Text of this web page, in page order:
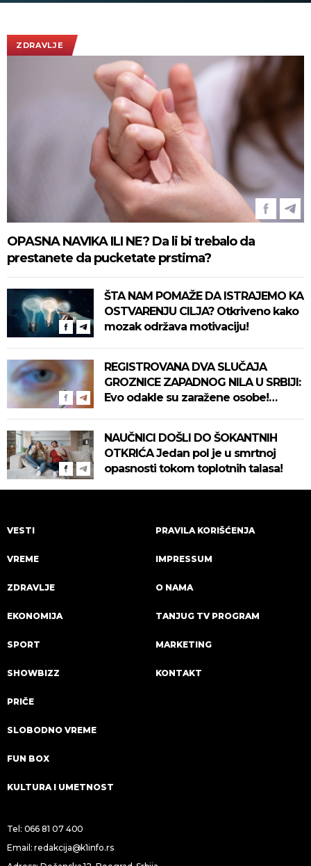
ZDRAVLJE
OPASNA NAVIKA ILI NE? Da li bi trebalo da
prestanete da pucketate prstima?
ŠTA NAM POMAŽE DA ISTRAJEMO KA
OSTVARENJU CILJA? Otkriveno kako
mozak održava motivaciju!
REGISTROVANA DVA SLUČAJA
GROZNICE ZAPADNOG NILA U SRBIJI:
Evo odakle su zaražene osobe!
NAUČNICI DOŠLI DO ŠOKANTNIH
OTKRIĆA Jedan pol je u smrtnoj
opasnosti tokom toplotnih talasa!
VESTI
VREME
ZDRAVLJE
EKONOMIJA
SPORT
SHOWBIZZ
PRIČE
SLOBODNO VREME
FUN BOX
KULTURA I UMETNOST
PRAVILA KORIŠĆENJA
IMPRESSUM
O NAMA
TANJUG TV PROGRAM
MARKETING
KONTAKT
Tel: 066 81 07 400
Email:redakcija@k1info.rs